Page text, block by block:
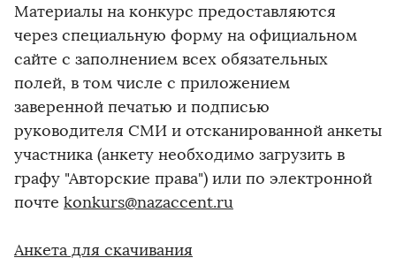
Материалы на конкурс предоставляются
через специальную форму на официальном
сайте с заполнением всех обязательных
полей, в том числе с приложением
заверенной печатью и подписью
руководителя СМИ и отсканированной анкеты
участника (анкету необходимо загрузить в
графу "Авторские права") или по электронной
почте konkurs@nazaccent.ru
Анкета для скачивания